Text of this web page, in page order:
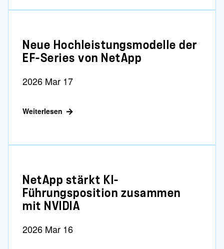
Neue Hochleistungsmodelle der
EF-Series von NetApp
2026 Mar 17
Weiterlesen
NetApp stärkt KI-
Führungsposition zusammen
mit NVIDIA
2026 Mar 16